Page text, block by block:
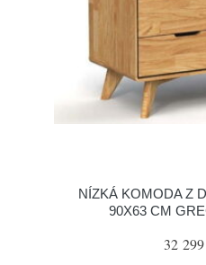
NÍZKÁ KOMODA Z
90X63 CM
32